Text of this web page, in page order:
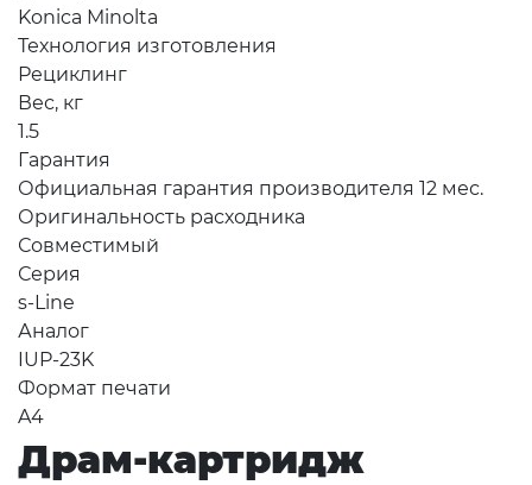
Konica Minolta
Технология изготовления
Рециклинг
Вес, кг
1.5
Гарантия
Официальная гарантия производителя 12 мес.
Оригинальность расходника
Совместимый
Серия
s-Line
Аналог
IUP-23K
Формат печати
A4
Драм-картридж